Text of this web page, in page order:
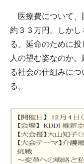
医療費について、
約３３万円。しかし
る。延命のために
人の望む姿なのか
る社会の仕組みに
る。